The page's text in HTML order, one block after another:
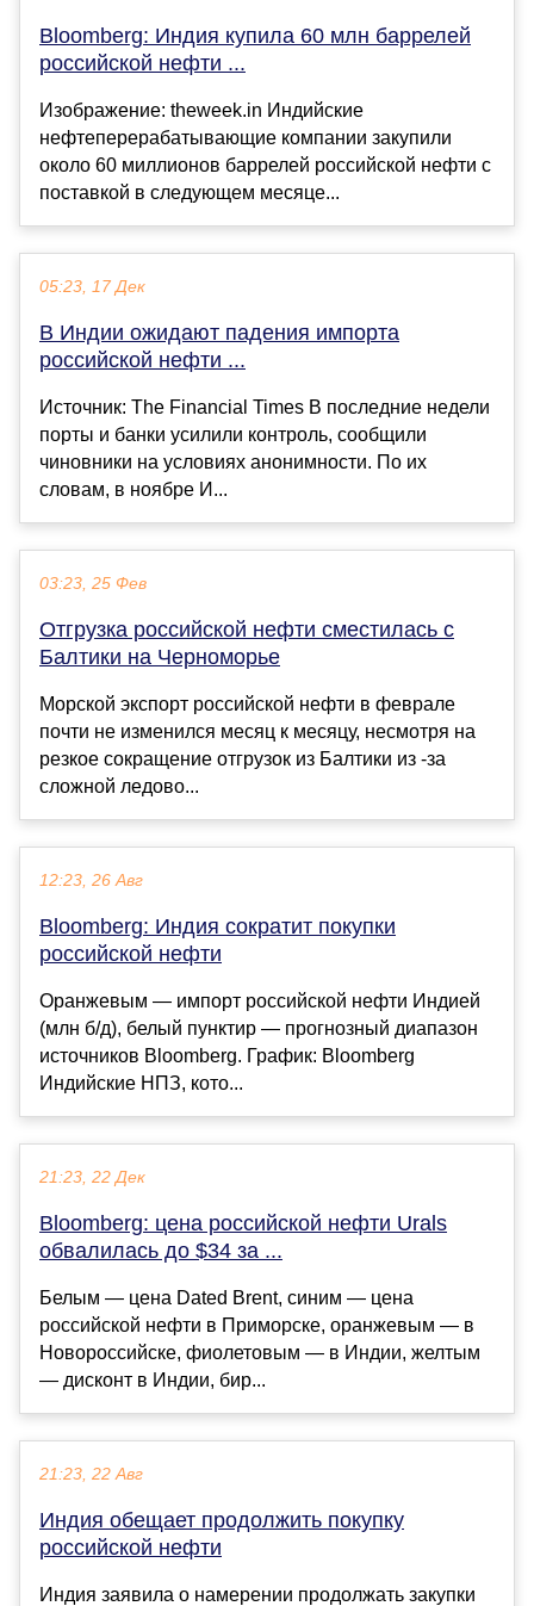
Bloomberg: Индия купила 60 млн баррелей
российской нефти ...
Изображение: theweek.in Индийские
нефтеперерабатывающие компании закупили
около 60 миллионов баррелей российской нефти с
поставкой в следующем месяце...
05:23, 17 Дек
В Индии ожидают падения импорта
российской нефти ...
Источник: The Financial Times В последние недели
порты и банки усилили контроль, сообщили
чиновники на условиях анонимности. По их
словам, в ноябре И...
03:23, 25 Фев
Отгрузка российской нефти сместилась с
Балтики на Черноморье
Морской экспорт российской нефти в феврале
почти не изменился месяц к месяцу, несмотря на
резкое сокращение отгрузок из Балтики из ‑за
сложной ледово...
12:23, 26 Авг
Bloomberg: Индия сократит покупки
российской нефти
Оранжевым — импорт российской нефти Индией
(млн б/д), белый пунктир — прогнозный диапазон
источников Bloomberg. График: Bloomberg
Индийские НПЗ, кото...
21:23, 22 Дек
Bloomberg: цена российской нефти Urals
обвалилась до $34 за ...
Белым — цена Dated Brent, синим — цена
российской нефти в Приморске, оранжевым — в
Новороссийске, фиолетовым — в Индии, желтым
— дисконт в Индии, бир...
21:23, 22 Авг
Индия обещает продолжить покупку
российской нефти
Индия заявила о намерении продолжать закупки